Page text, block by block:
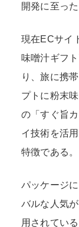
開発に至った
現在ECサイ
味噌汁ギフ
り、旅に携
プトに粉末
の「すぐ旨
イ技術を活
特徴である。
パッケージ
バルな人気
用されてい